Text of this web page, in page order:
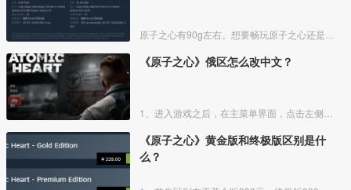
《原子之心》俄区怎么改中文？
《原子之心》黄金版和终极版区别是什
么？